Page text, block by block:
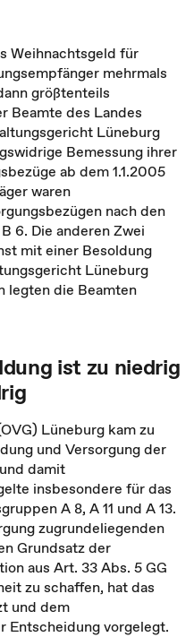
Weihnachtsgeld für
mehrmals
größtenteils
Beamte des Landes
Lüneburg
Bemessung ihrer
ab dem 1.1.2005
waren
nach den
6. Die anderen Zwei
mit einer Besoldung
Lüneburg
legten die Beamten
ist zu niedrig
Lüneburg kam zu
und Versorgung der
damit
insbesondere für das
A 8, A 11 und A 13.
zugrundeliegenden
Grundsatz der
aus Art. 33 Abs. 5 GG
zu schaffen, hat das
und dem
Entscheidung vorgelegt.